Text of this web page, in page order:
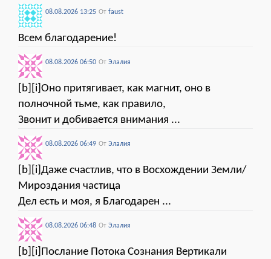
08.08.2026 13:25 От faust
Всем благодарение!
08.08.2026 06:50 От Элалия
[b][i]Оно притягивает, как магнит, оно в
полночной тьме, как правило,
Звонит и добивается внимания ...
08.08.2026 06:49 От Элалия
[b][i]Даже счастлив, что в Восхождении Земли/
Мироздания частица
Дел есть и моя, я Благодарен ...
08.08.2026 06:48 От Элалия
[b][i]Послание Потока Сознания Вертикали